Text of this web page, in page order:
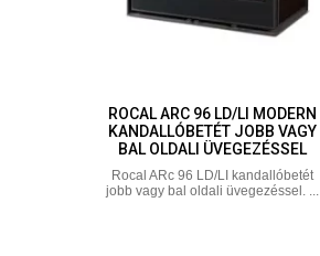
ROCAL ARC 96 LD/LI MODERN
KANDALLÓBETÉT JOBB VAGY
BAL OLDALI ÜVEGEZÉSSEL
Rocal ARc 96 LD/LI kandallóbetét
jobb vagy bal oldali üvegezéssel. ...